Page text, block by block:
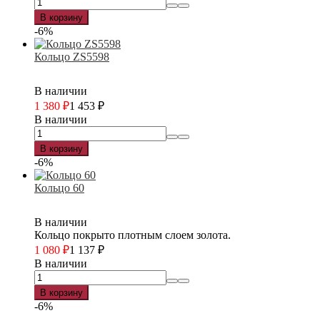
В корзину
-6%
Кольцо ZS5598
В наличии
1 380 ₽1 453 ₽
В наличии
В корзину
-6%
Кольцо 60
В наличии
Кольцо покрыто плотным слоем золота.
1 080 ₽1 137 ₽
В наличии
В корзину
-6%